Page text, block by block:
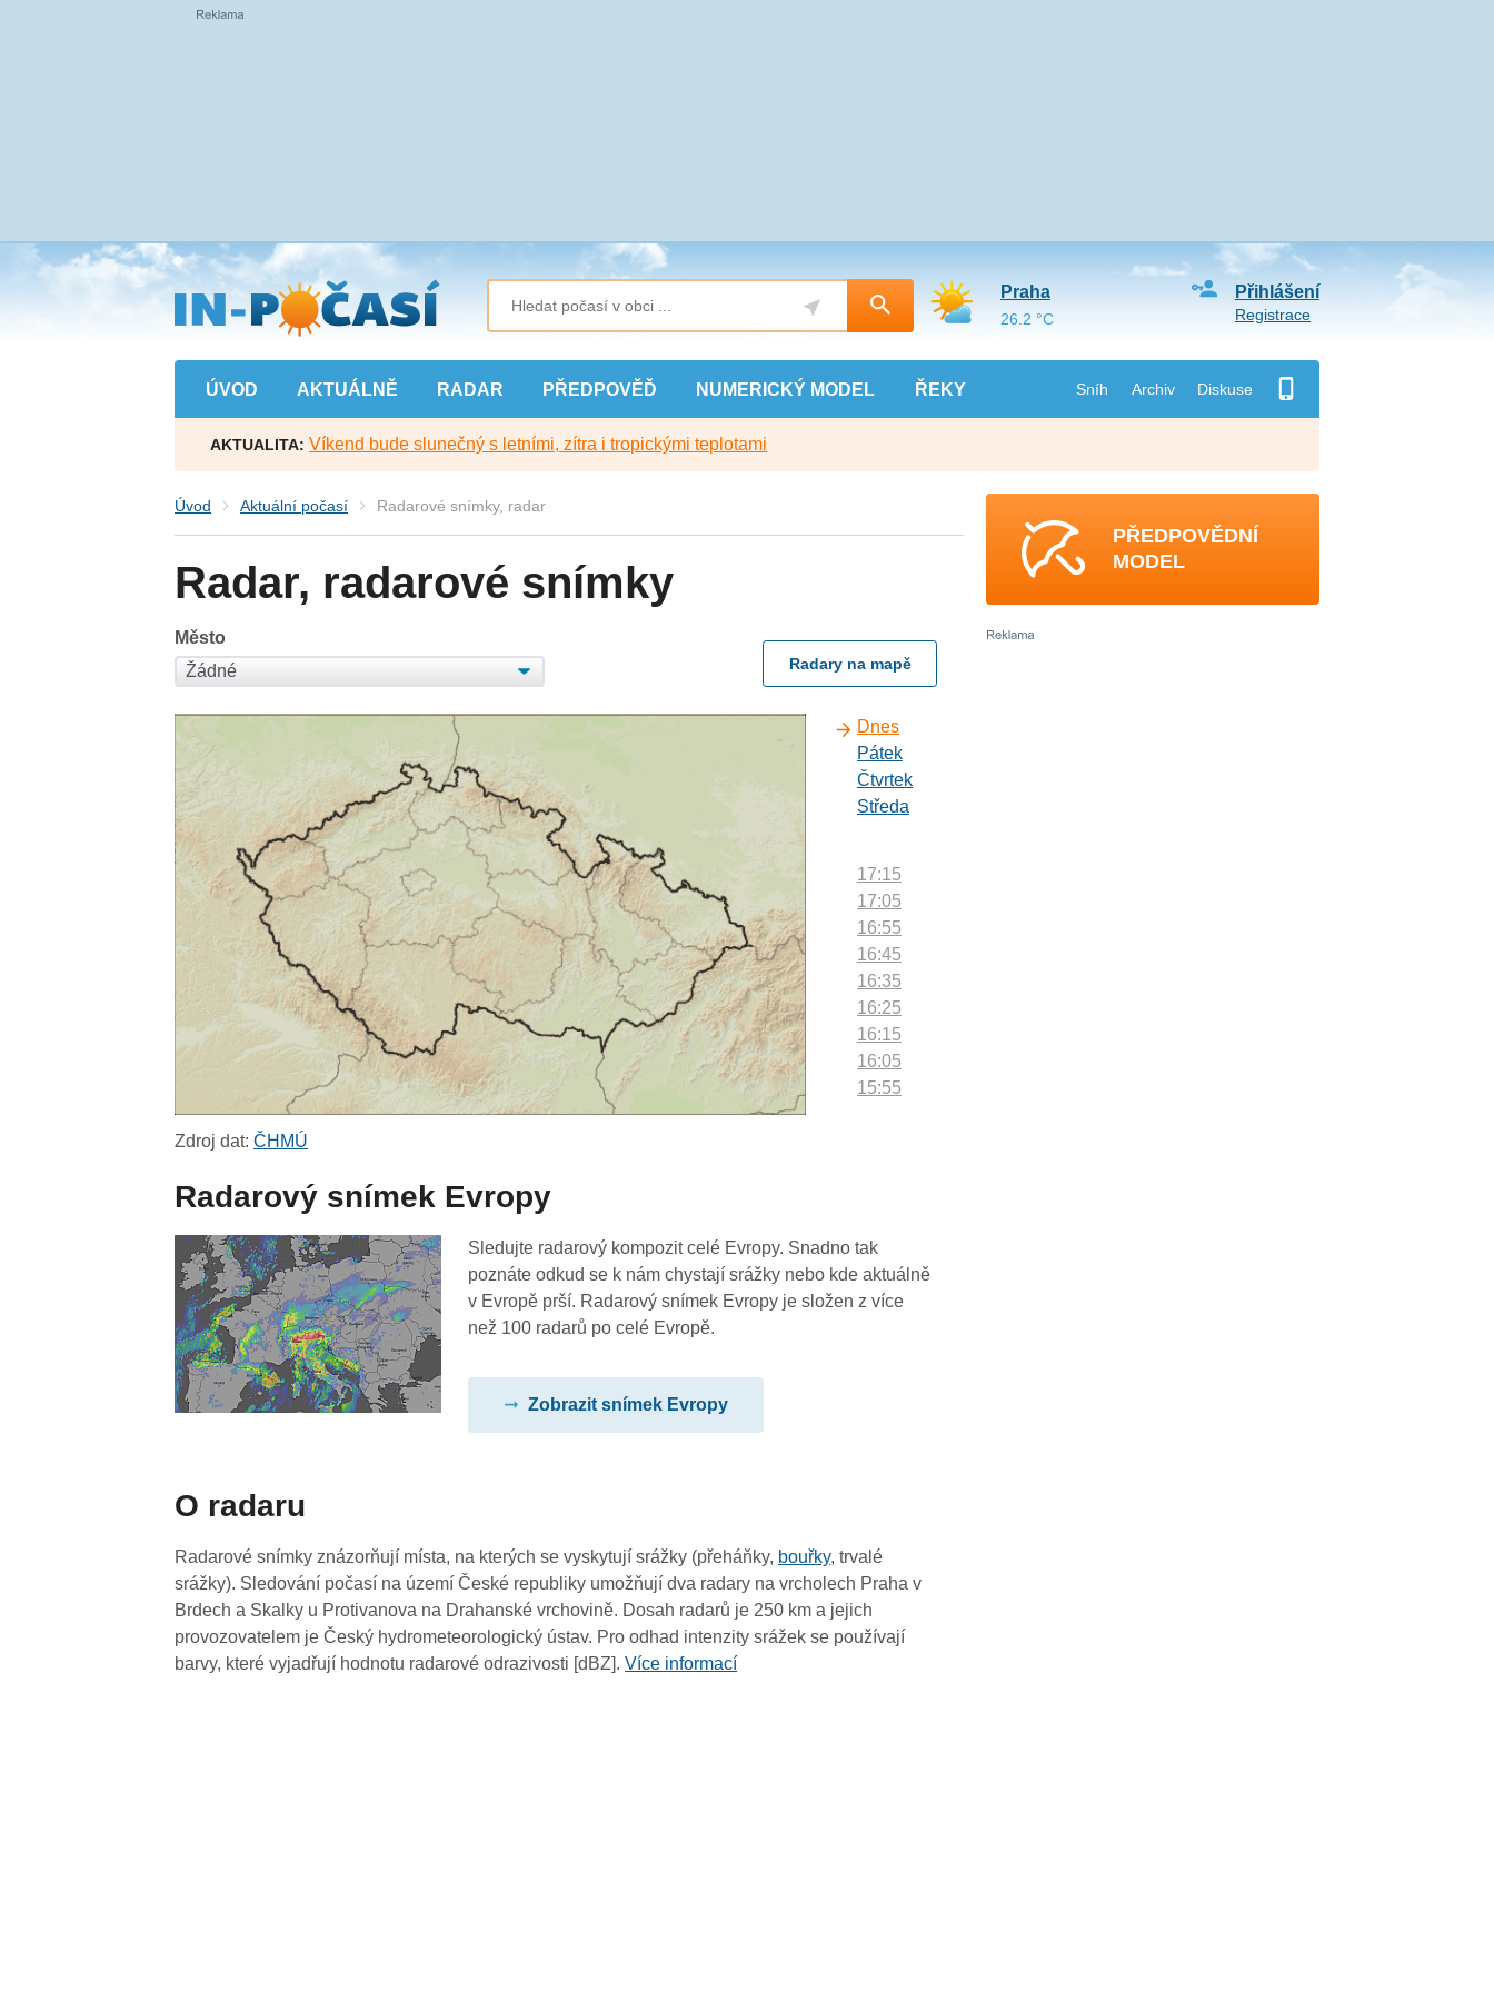
Přejít
na
hlavní
obsah
ÚVOD AKTUÁLNĚ RADAR PŘEDPOVĚĎ NUMERICKÝ MODEL ŘEKY Sníh Archiv Diskuse
Přihlášení
Registrace
Praha
26.2 °C
AKTUALITA: Víkend bude slunečný s letními, zítra i tropickými teplotami
Úvod Aktuální počasí Radarové snímky, radar
Radar, radarové snímky
Město
Radary na mapě
Dnes
Pátek
Čtvrtek
Středa
17:15
17:05
16:55
16:45
16:35
16:25
16:15
16:05
15:55
14:55
14:45
14:35
12:55
12:45
12:35
12:25
Zdroj dat:ČHMÚ
Radarový snímek Evropy
Sledujte radarový kompozit celé Evropy. Snadno tak
poznáte odkud se k nám chystají srážky nebo kde aktuálně
v Evropě prší. Radarový snímek Evropy je složen z více
než 100 radarů po celé Evropě.
Zobrazit snímek Evropy
O radaru
Radarové snímky znázorňují místa, na kterých se vyskytují srážky (přeháňky, bouřky, trvalé
srážky). Sledování počasí na území České republiky umožňují dva radary na vrcholech Praha v
Brdech a Skalky u Protivanova na Drahanské vrchovině. Dosah radarů je 250 km a jejich
provozovatelem je Český hydrometeorologický ústav. Pro odhad intenzity srážek se používají
barvy, které vyjadřují hodnotu radarové odrazivosti [dBZ].Více informací
PŘEDPOVĚDNÍ
MODEL